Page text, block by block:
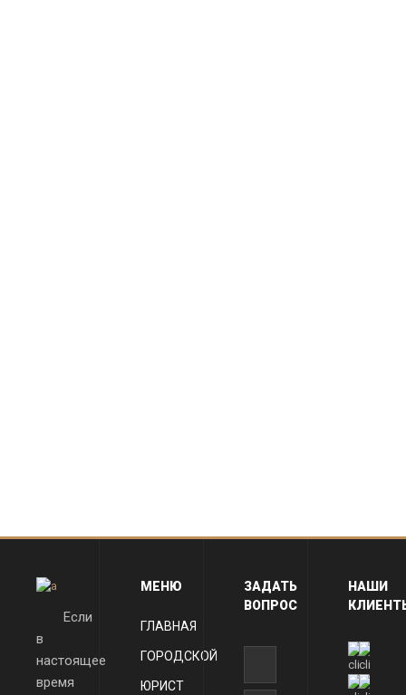
Если
в
настоящее
время
МЕНЮ
ГЛАВНАЯ
ГОРОДСКОЙ
ЮРИСТ
ЗАДАТЬ
ВОПРОС
НАШИ